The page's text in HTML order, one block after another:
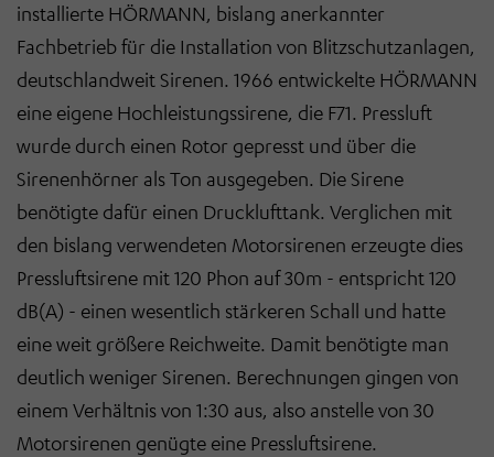
installierte HÖRMANN, bislang anerkannter
Fachbetrieb für die Installation von Blitzschutzanlagen,
deutschlandweit Sirenen. 1966 entwickelte HÖRMANN
eine eigene Hochleistungssirene, die F71. Pressluft
wurde durch einen Rotor gepresst und über die
Sirenenhörner als Ton ausgegeben. Die Sirene
benötigte dafür einen Drucklufttank. Verglichen mit
den bislang verwendeten Motorsirenen erzeugte dies
Pressluftsirene mit 120 Phon auf 30m - entspricht 120
dB(A) - einen wesentlich stärkeren Schall und hatte
eine weit größere Reichweite. Damit benötigte man
deutlich weniger Sirenen. Berechnungen gingen von
einem Verhältnis von 1:30 aus, also anstelle von 30
Motorsirenen genügte eine Pressluftsirene.